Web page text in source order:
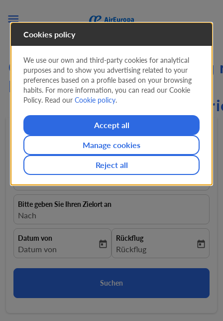

Günstige Flüge ab Venedig
Honduras ab
Hin- und rückflug expand_more 1 Passagiere
Von
close
Bitte geben Sie Ihren Zielort an
Nach
Datum von
fc-booking-departure-date-aria-label
Datum von today
Rückflug
fc-booking-return-date-aria-
Rückflug today
Suchen
Cookies policy
We use our own and third-party cookies for analytical
purposes and to show you advertising related to your
preferences based on a profile based on your browsing
habits. For more information, you can read our Cookie
Policy. Read ourCookie policy.
Accept all
Reject all
Manage cookies